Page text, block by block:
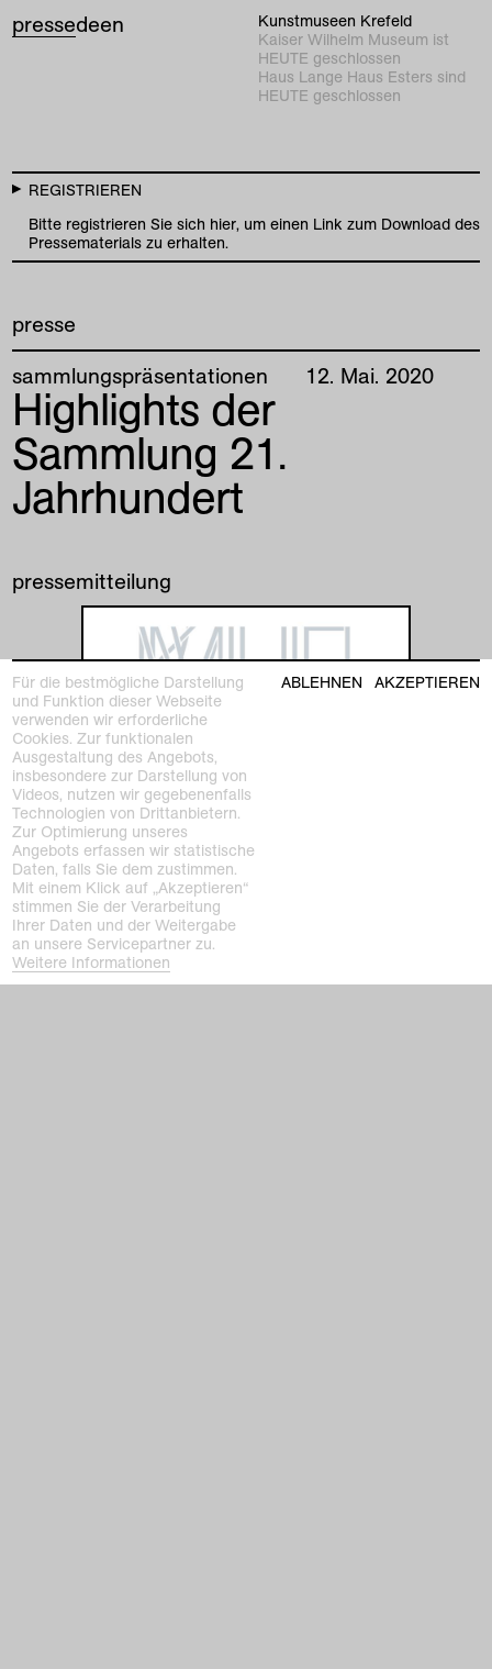
pressedeen
Kunstmuseen Krefeld
Kaiser Wilhelm Museum ist
HEUTE geschlossen
Haus Lange Haus Esters sind
HEUTE geschlossen
REGISTRIEREN
Bitte registrieren Sie sich hier, um einen Link zum Download des
Pressematerials zu erhalten.
presse
sammlungspräsentationen
12. Mai. 2020
Highlights der
Sammlung 21.
Jahrhundert
pressemitteilung
Für die bestmögliche Darstellung
und Funktion dieser Webseite
verwenden wir erforderliche
Cookies. Zur funktionalen
Ausgestaltung des Angebots,
insbesondere zur Darstellung von
Videos, nutzen wir gegebenenfalls
Technologien von Drittanbietern.
Zur Optimierung unseres
Angebots erfassen wir statistische
Daten, falls Sie dem zustimmen.
Mit einem Klick auf „Akzeptieren“
stimmen Sie der Verarbeitung
Ihrer Daten und der Weitergabe
an unsere Servicepartner zu.
Weitere Informationen
ABLEHNEN AKZEPTIEREN